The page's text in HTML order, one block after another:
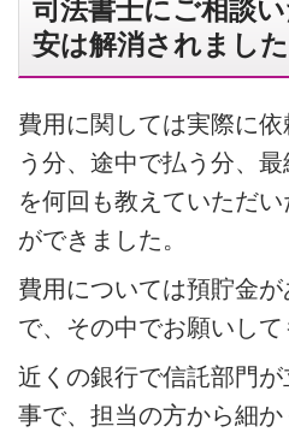
司法書士にご相談
安は解消されまし
費用に関しては実際に
う分、途中で払う分、
を何回も教えていただ
ができました。
費用については預貯金
で、その中でお願いして
近くの銀行で信託部門
事で、担当の方から細